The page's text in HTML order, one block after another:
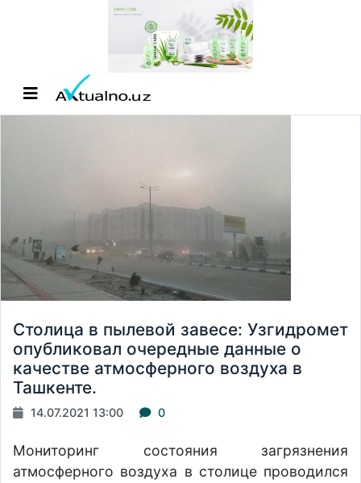
Столица в пылевой завесе: Узгидромет
опубликовал очередные данные о
качестве атмосферного воздуха в
Ташкенте.
14.07.2021 13:00 0
Мониторинг состояния загрязнения
атмосферного воздуха в столице проводился